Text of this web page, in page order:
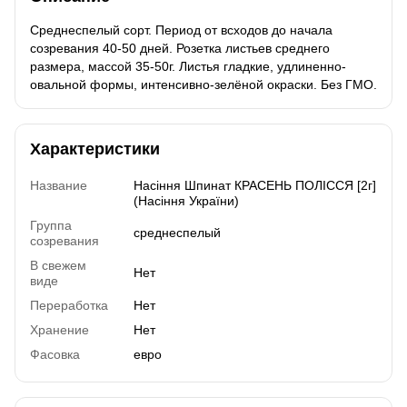
Среднеспелый сорт. Период от всходов до начала
созревания 40-50 дней. Розетка листьев среднего
размера, массой 35-50г. Листья гладкие, удлиненно-
овальной формы, интенсивно-зелёной окраски. Без ГМО.
Характеристики
Название
Насіння Шпинат КРАСЕНЬ ПОЛІССЯ [2г]
(Насіння України)
Группа
созревания
среднеспелый
В свежем
виде
Нет
Переработка
Нет
Хранение
Нет
Фасовка
евро